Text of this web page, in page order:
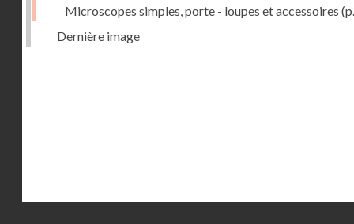
Microscopes simples, porte - loupes et accessoires
Dernière image